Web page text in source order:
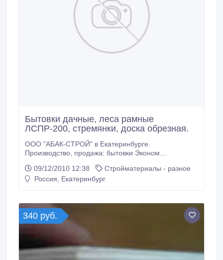
Бытовки дачные, леса рамные
ЛСПР-200, стремянки, доска обрезная.
ООО "АБАК-СТРОЙ" в Екатеринбурге.
Производство, продажа: бытовки Эконом
дачные домики, вагон-дом на шасси (на колесах),
вагон-дом на санях. Леса строительные продажа и
ЛСПШ-2000; вышки-туры, ПСРВ (продажа и
аренда); лестницы, стремянки, помосты, подмости.
09/12/2010 12:38
Стройматериалы - разное
Россия, Екатеринбург
340 руб.